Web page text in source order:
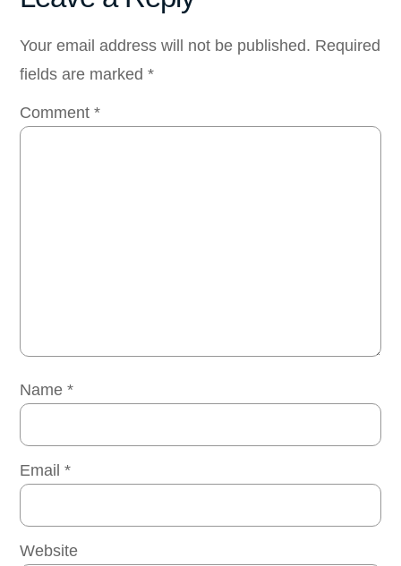
Your email address will not be published. Required
fields are marked*
Comment*
Name*
Email*
Website